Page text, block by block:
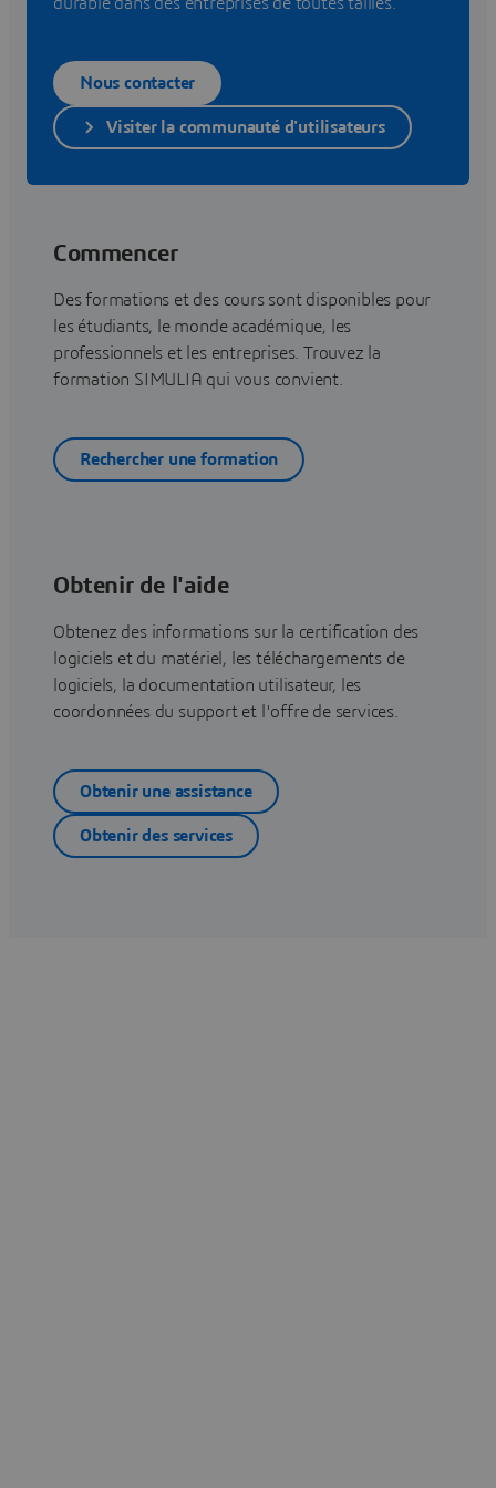
Nous contacter
Visiter la communauté d'utilisateurs
Commencer
Des formations et des cours sont disponibles pour
les étudiants, le monde académique, les
professionnels et les entreprises. Trouvez la
formation SIMULIA qui vous convient.
Rechercher une formation
Obtenir de l'aide
Obtenez des informations sur la certification des
logiciels et du matériel, les téléchargements de
logiciels, la documentation utilisateur, les
coordonnées du support et l'offre de services.
Obtenir une assistance
Obtenir des services